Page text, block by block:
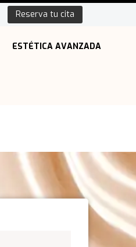
Reserva tu cita
ESTÉTICA AVANZADA